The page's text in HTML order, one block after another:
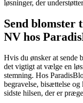
løsninger, der
Send blomster
NV hos
Hvis du ønsker at sende
det vigtigt at vælge en
stemning. Hos
begravelse, bisættelse og
sidste hilsen, der er